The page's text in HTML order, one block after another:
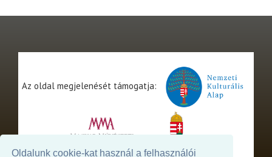
Oldalunk cookie-kat használ a felhasználói
Az oldal megjelenését támogatja: